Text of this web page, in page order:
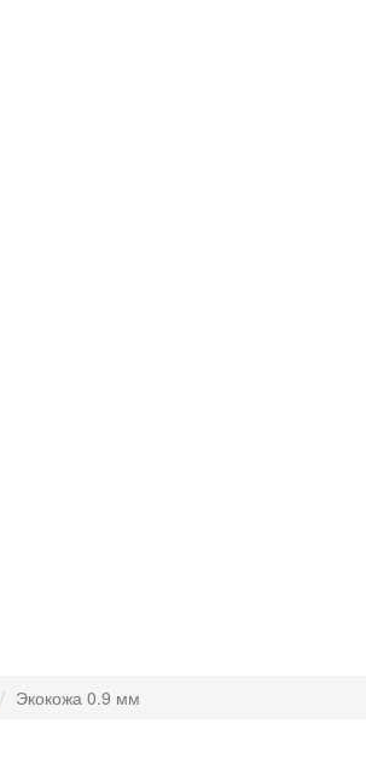
Экокожа 0.9 мм